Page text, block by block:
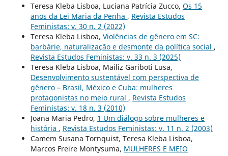
Teresa Kleba Lisboa, Luciana Patrícia Zucco, Os 15
anos da Lei Maria da Penha , Revista Estudos
Feministas: v. 30 n. 2 (2022)
Teresa Kleba Lisboa, Violências de gênero em SC:
barbárie, naturalização e desmonte da política social ,
Revista Estudos Feministas: v. 33 n. 3 (2025)
Teresa Kleba Lisboa, Mailiz Gariboti Lusa,
Desenvolvimento sustentável com perspectiva de
gênero – Brasil, México e Cuba: mulheres
protagonistas no meio rural , Revista Estudos
Feministas: v. 18 n. 3 (2010)
Joana Maria Pedro, 1 Um diálogo sobre mulheres e
história , Revista Estudos Feministas: v. 11 n. 2 (2003)
Camem Susana Tornquist, Teresa Kleba Lisboa,
Marcos Freire Montysuma, MULHERES E MEIO